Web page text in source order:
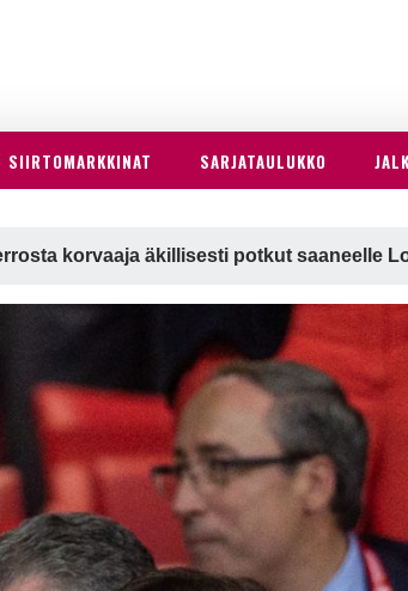
SIIRTOMARKKINAT SARJATAULUKKO
korvaaja äkillisesti potkut saaneelle